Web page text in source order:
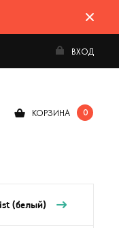
ВХОД
КОРЗИНА 0
(белый)